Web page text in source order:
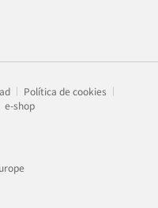
Política de cookies
e-shop